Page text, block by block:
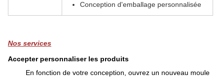
Conception d'emballage personnalisée
Nos services
Accepter personnaliser les produits
En fonction de votre conception, ouvrez un nouveau moule